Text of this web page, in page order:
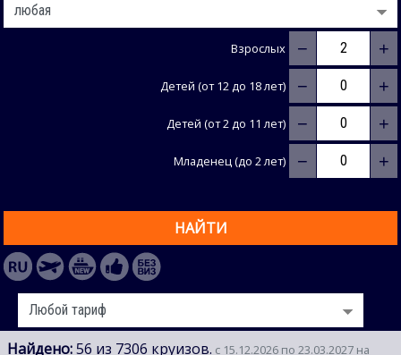
Взрослых − +
Детей (от 12 до 18 лет) − +
Детей (от 2 до 11 лет) − +
Младенец (до 2 лет) − +
НАЙТИ
Найдено:56 из 7306 круизов. с 15.12.2026 по 23.03.2027 на